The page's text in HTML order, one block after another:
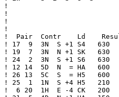
!
!
!
!
!  Pair  Contr    Ld
! 17  9  3N  S +1 S4
! 19  7  3N  N +1 SK
! 24  2  3N  S +1 S6
! 12 14  5D  N  = HA
! 26 13  5C  S  = H5
! 25  1  1N  S +4 H5
!  6 20  1H  E -4 CK